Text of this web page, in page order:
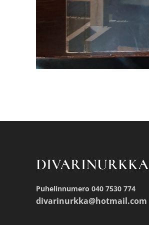
DIVARINURKKA
Puhelinnumero 040 7530 774
divarinurkka@hotmail.com